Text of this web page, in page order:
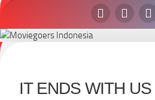
IT ENDS WITH